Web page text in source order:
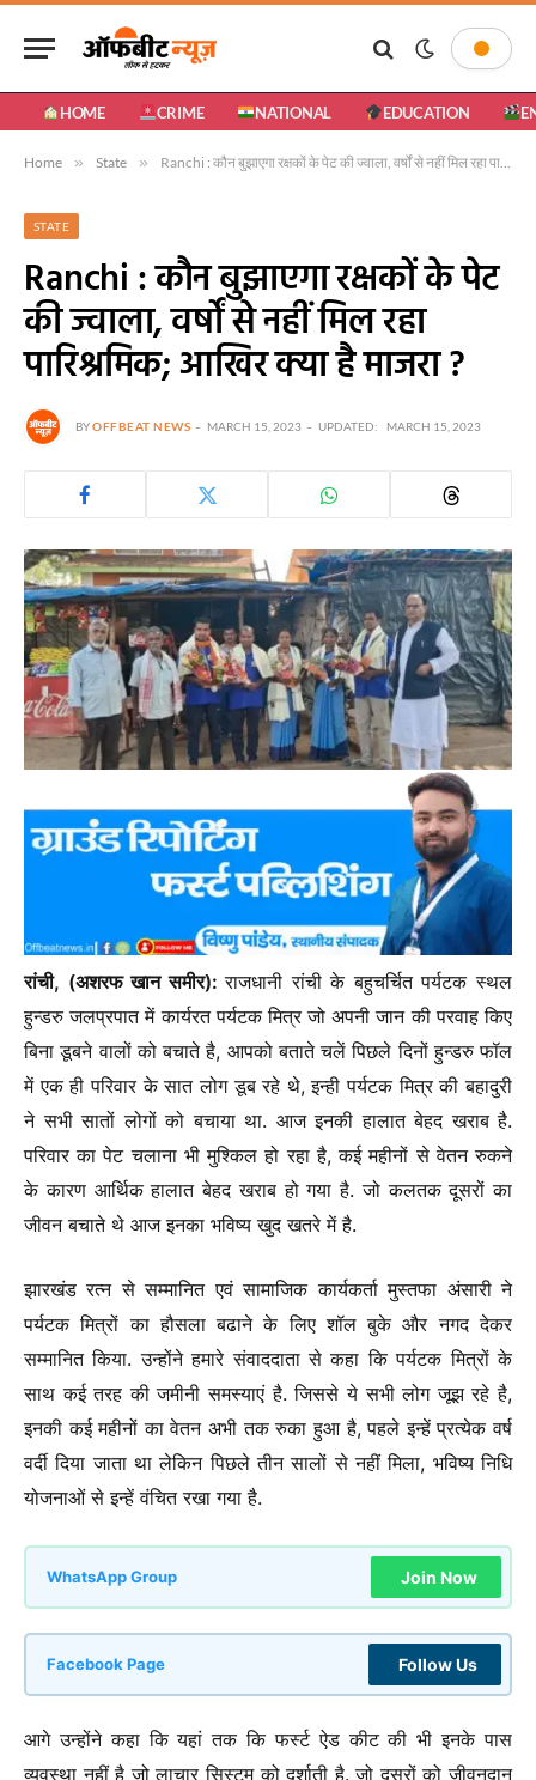
HOME CRIME NATIONAL EDUCATION
Home » State » Ranchi : कौन बुझाएगा रक्षकों के पेट की ज्वाला, वर्षों से नहीं मिल रहा पारिश्रमिक; आखिर क्या है माजरा ?
STATE
Ranchi : कौन बुझाएगा रक्षकों के पेट
की ज्वाला, वर्षों से नहीं मिल रहा
पारिश्रमिक; आखिर क्या है माजरा ?
BYOFFBEAT NEWS MARCH 15, 2023 UPDATED: MARCH 15, 2023
रांची, (अशरफ खान समीर):राजधानी रांची के बहुचर्चित पर्यटक स्थल
हुन्डरु जलप्रपात में कार्यरत पर्यटक मित्र जो अपनी जान की परवाह किए
बिना डूबने वालों को बचाते है, आपको बताते चलें पिछले दिनों हुन्डरु फॉल
में एक ही परिवार के सात लोग डूब रहे थे, इन्ही पर्यटक मित्र की बहादुरी
ने सभी सातों लोगों को बचाया था. आज इनकी हालात बेहद खराब है.
परिवार का पेट चलाना भी मुश्किल हो रहा है, कई महीनों से वेतन रुकने
के कारण आर्थिक हालात बेहद खराब हो गया है. जो कलतक दूसरों का
जीवन बचाते थे आज इनका भविष्य खुद खतरे में है.
झारखंड रत्न से सम्मानित एवं सामाजिक कार्यकर्ता मुस्तफा अंसारी ने
पर्यटक मित्रों का हौसला बढाने के लिए शॉल बुके और नगद देकर
सम्मानित किया. उन्होंने हमारे संवाददाता से कहा कि पर्यटक मित्रों के
साथ कई तरह की जमीनी समस्याएं है. जिससे ये सभी लोग जूझ रहे है,
इनकी कई महीनों का वेतन अभी तक रुका हुआ है, पहले इन्हें प्रत्येक वर्ष
वर्दी दिया जाता था लेकिन पिछले तीन सालों से नहीं मिला, भविष्य निधि
योजनाओं से इन्हें वंचित रखा गया है.
WhatsApp Group Join Now
Facebook Page Follow Us
आगे उन्होंने कहा कि यहां तक कि फर्स्ट ऐड कीट की भी इनके पास
व्यवस्था नहीं है जो लाचार सिस्टम को दर्शाती है. जो दूसरों को जीवनदान